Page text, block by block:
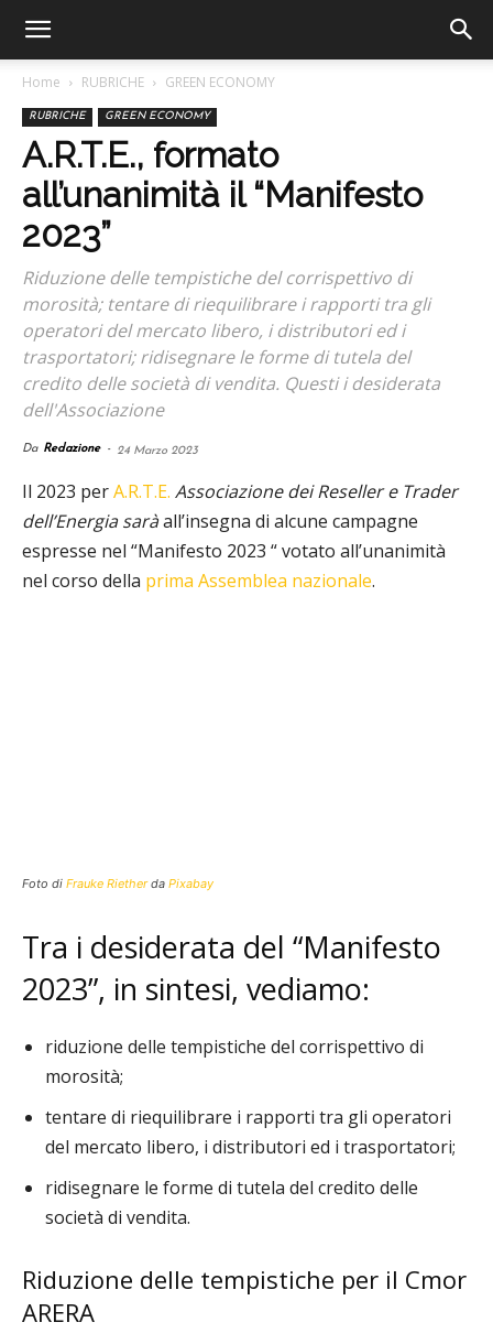
Home RUBRICHE GREEN ECONOMY
RUBRICHE GREEN ECONOMY
A.R.T.E., formato
all’unanimità il “Manifesto
2023”
Riduzione delle tempistiche del corrispettivo di
morosità; tentare di riequilibrare i rapporti tra gli
operatori del mercato libero, i distributori ed i
trasportatori; ridisegnare le forme di tutela del
credito delle società di vendita. Questi i desiderata
dell'Associazione
Da Redazione - 24 Marzo 2023
Il 2023 perA.R.T.E. Associazione dei Reseller e Trader
dell’Energiasaràall’insegna di alcune campagne
espresse nel “Manifesto 2023 “ votato all’unanimità
nel corso della prima Assemblea nazionale.
Foto di Frauke Rietherda Pixabay
Tra i desiderata del “Manifesto
2023”, in sintesi, vediamo:
riduzione delle tempistiche del corrispettivo di
morosità;
tentare di riequilibrare i rapporti tra gli operatori
del mercato libero, i distributori ed i trasportatori;
ridisegnare le forme di tutela del credito delle
società di vendita.
Riduzione delle tempistiche per il Cmor
ARERA